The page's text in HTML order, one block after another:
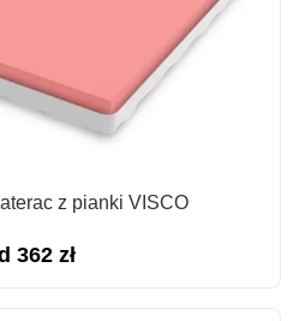
z pianki VISCO
362 zł